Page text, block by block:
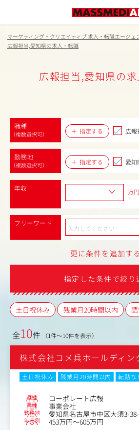
マーケティング・クリエイティブ 求人・転職エージェ
広報担当,愛知県の求人・転職
広報担当,愛知県の
職種
（複数選択可） 指定する 広報
勤務地
（複数選択可） 指定する 愛知
年収 万
フリーワード
更に条件を追加する
指定した条件で絞り
土日祝休み 残業月20時間以内
全10件 （1件～10件を表示）
株式会社コメ兵ホールディン
土日祝休み 残業月20時間以内
転勤な
職種 コーポレート広報
業種 事業会社
勤務地 愛知県名古屋市中区大須3-
年収例
453万円～605万円